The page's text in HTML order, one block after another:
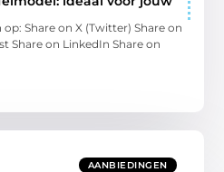
Share on X (Twitter) Share on
Share on LinkedIn Share on
AANBIEDINGEN